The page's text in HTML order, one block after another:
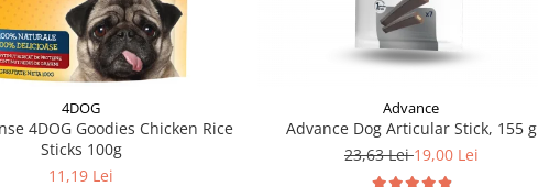
4DOG
4DOG Goodies Chicken Rice
Sticks 100g
11,19 Lei
Advance
Advance Dog Articular Stick, 155 g
23,63 Lei19,00 Lei